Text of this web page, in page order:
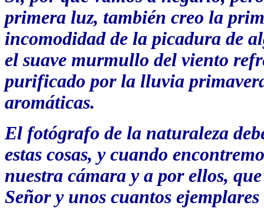
primera luz, también creo la
incomodidad de la picadura de
el suave murmullo del viento
purificado por la lluvia
aromáticas.
El fotógrafo de la naturaleza
estas cosas, y cuando
nuestra cámara y a por ellos,
Señor y unos cuantos